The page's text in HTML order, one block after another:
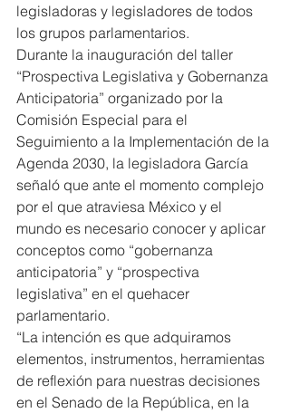
legisladoras y legisladores de todos
los grupos parlamentarios.
Durante la inauguración del taller
“Prospectiva Legislativa y Gobernanza
Anticipatoria” organizado por la
Comisión Especial para el
Seguimiento a la Implementación de la
Agenda 2030, la legisladora García
señaló que ante el momento complejo
por el que atraviesa México y el
mundo es necesario conocer y aplicar
conceptos como “gobernanza
anticipatoria” y “prospectiva
legislativa” en el quehacer
parlamentario.
“La intención es que adquiramos
elementos, instrumentos, herramientas
de reflexión para nuestras decisiones
en el Senado de la República, en la